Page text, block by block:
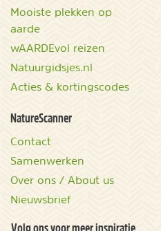
Mooiste plekken op
aarde
wAARDEvol reizen
Natuurgidsjes.nl
Acties & kortingscodes
NatureScanner
Contact
Samenwerken
Over ons / About us
Nieuwsbrief